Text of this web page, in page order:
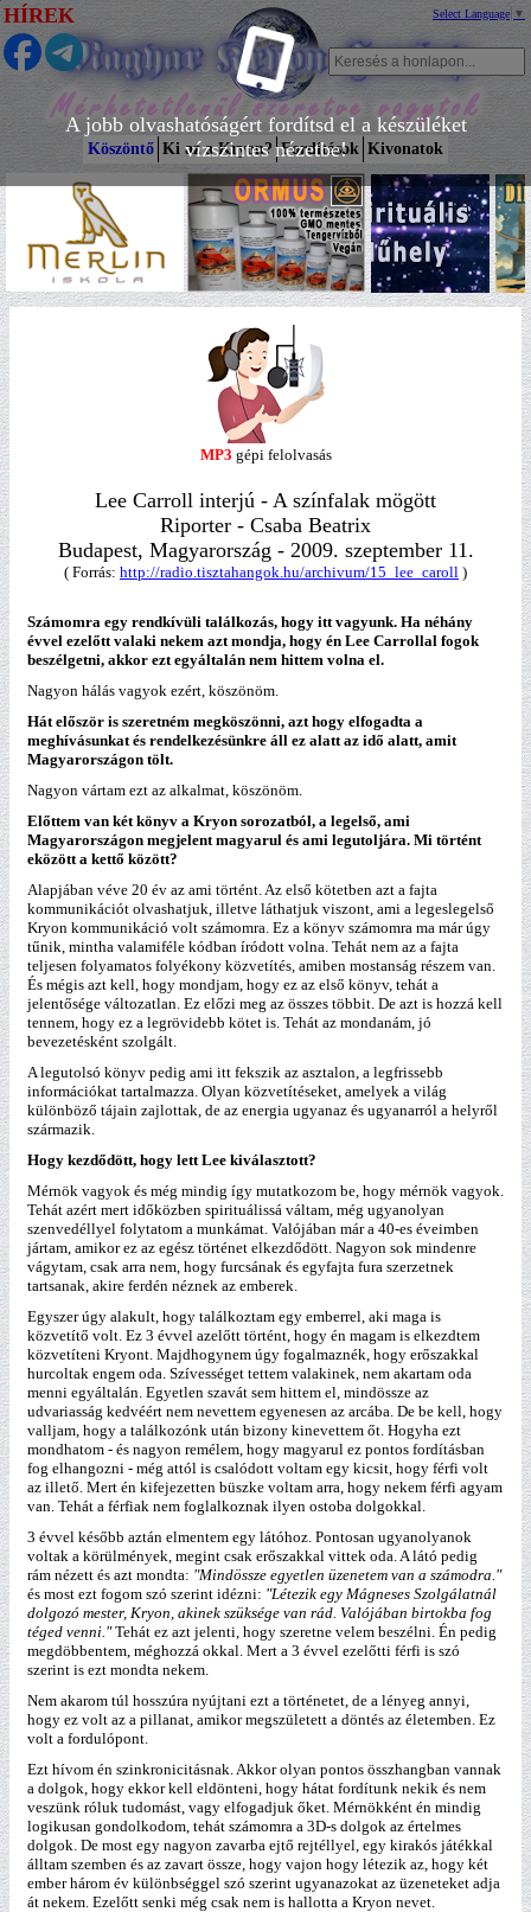
HÍREK Select Language ▼
A jobb olvashatóságért fordítsd el a készüléket
vízszintes nézetbe!
Köszöntő Ki az a Kryon? Fordítások Kivonatok
MP3 gépi felolvasás
Lee Carroll interjú - A színfalak mögött
Riporter - Csaba Beatrix
Budapest, Magyarország - 2009. szeptember 11.
( Forrás: http://radio.tisztahangok.hu/archivum/15_lee_caroll )
Számomra egy rendkívüli találkozás, hogy itt vagyunk. Ha néhány
évvel ezelőtt valaki nekem azt mondja, hogy én Lee Carrollal fogok
beszélgetni, akkor ezt egyáltalán nem hittem volna el.
Nagyon hálás vagyok ezért, köszönöm.
Hát először is szeretném megköszönni, azt hogy elfogadta a
meghívásunkat és rendelkezésünkre áll ez alatt az idő alatt, amit
Magyarországon tölt.
Nagyon vártam ezt az alkalmat, köszönöm.
Előttem van két könyv a Kryon sorozatból, a legelső, ami
Magyarországon megjelent magyarul és ami legutoljára. Mi történt
eközött a kettő között?
Alapjában véve 20 év az ami történt. Az első kötetben azt a fajta
kommunikációt olvashatjuk, illetve láthatjuk viszont, ami a legeslegelső
Kryon kommunikáció volt számomra. Ez a könyv számomra ma már úgy
tűnik, mintha valamiféle kódban íródott volna. Tehát nem az a fajta
teljesen folyamatos folyékony közvetítés, amiben mostanság részem van.
És mégis azt kell, hogy mondjam, hogy ez az első könyv, tehát a
jelentősége változatlan. Ez előzi meg az összes többit. De azt is hozzá kell
tennem, hogy ez a legrövidebb kötet is. Tehát az mondanám, jó
bevezetésként szolgált.
A legutolsó könyv pedig ami itt fekszik az asztalon, a legfrissebb
információkat tartalmazza. Olyan közvetítéseket, amelyek a világ
különböző tájain zajlottak, de az energia ugyanaz és ugyanarról a helyről
származik.
Hogy kezdődött, hogy lett Lee kiválasztott?
Mérnök vagyok és még mindig így mutatkozom be, hogy mérnök vagyok.
Tehát azért mert időközben spirituálissá váltam, még ugyanolyan
szenvedéllyel folytatom a munkámat. Valójában már a 40-es éveimben
jártam, amikor ez az egész történet elkezdődött. Nagyon sok mindenre
vágytam, csak arra nem, hogy furcsának és egyfajta fura szerzetnek
tartsanak, akire ferdén néznek az emberek.
Egyszer úgy alakult, hogy találkoztam egy emberrel, aki maga is
közvetítő volt. Ez 3 évvel azelőtt történt, hogy én magam is elkezdtem
közvetíteni Kryont. Majdhogynem úgy fogalmaznék, hogy erőszakkal
hurcoltak engem oda. Szívességet tettem valakinek, nem akartam oda
menni egyáltalán. Egyetlen szavát sem hittem el, mindössze az
udvariasság kedvéért nem nevettem egyenesen az arcába. De be kell, hogy
valljam, hogy a találkozónk után bizony kinevettem őt. Hogyha ezt
mondhatom - és nagyon remélem, hogy magyarul ez pontos fordításban
fog elhangozni - még attól is csalódott voltam egy kicsit, hogy férfi volt
az illető. Mert én kifejezetten büszke voltam arra, hogy nekem férfi agyam
van. Tehát a férfiak nem foglalkoznak ilyen ostoba dolgokkal.
3 évvel később aztán elmentem egy látóhoz. Pontosan ugyanolyanok
voltak a körülmények, megint csak erőszakkal vittek oda. A látó pedig
rám nézett és azt mondta: "Mindössze egyetlen üzenetem van a számodra."
és most ezt fogom szó szerint idézni: "Létezik egy Mágneses Szolgálatnál
dolgozó mester, Kryon, akinek szüksége van rád. Valójában birtokba fog
téged venni."Tehát ez azt jelenti, hogy szeretne velem beszélni. Én pedig
megdöbbentem, méghozzá okkal. Mert a 3 évvel ezelőtti férfi is szó
szerint is ezt mondta nekem.
Nem akarom túl hosszúra nyújtani ezt a történetet, de a lényeg annyi,
hogy ez volt az a pillanat, amikor megszületett a döntés az életemben. Ez
volt a fordulópont.
Ezt hívom én szinkronicitásnak. Akkor olyan pontos összhangban vannak
a dolgok, hogy ekkor kell eldönteni, hogy hátat fordítunk nekik és nem
veszünk róluk tudomást, vagy elfogadjuk őket. Mérnökként én mindig
logikusan gondolkodom, tehát számomra a 3D-s dolgok az értelmes
dolgok. De most egy nagyon zavarba ejtő rejtéllyel, egy kirakós játékkal
álltam szemben és az zavart össze, hogy vajon hogy létezik az, hogy két
ember három év különbséggel szó szerint ugyanazokat az üzeneteket adja
át nekem. Ezelőtt senki még csak nem is hallotta a Kryon nevet.